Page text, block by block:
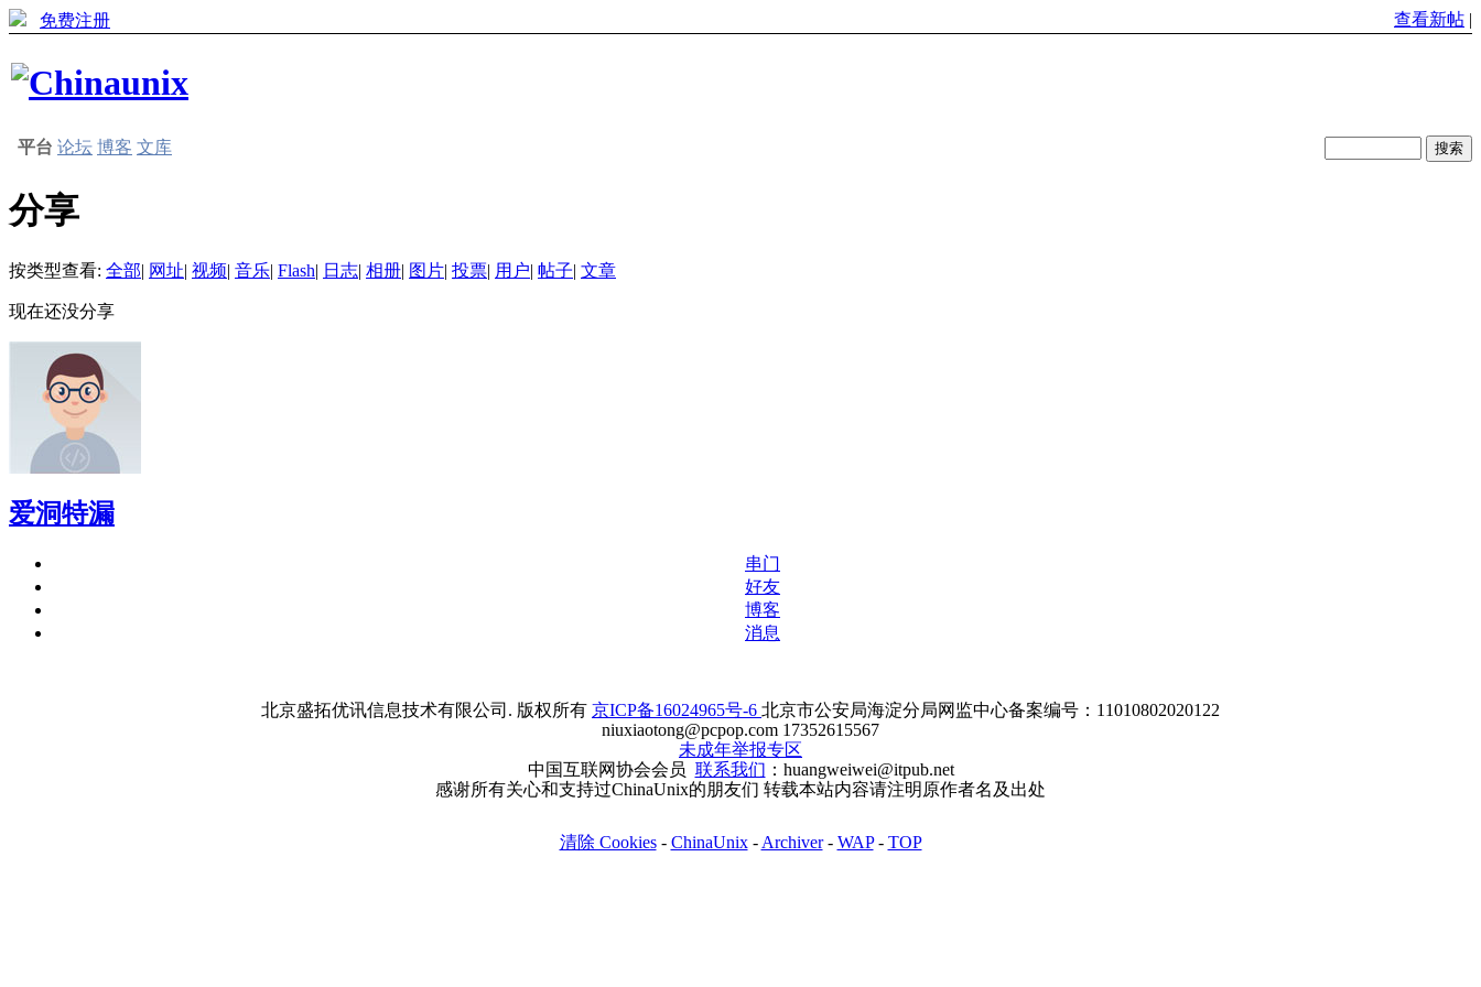
免费注册 查看新帖 |
平台 论坛 博客 文库
分享
按类型查看: 全部| 网址| 视频| 音乐| Flash| 日志| 相册| 图片| 投票| 用户| 帖子| 文章
现在还没分享
爱洞特漏
串门
好友
博客
消息
北京盛拓优讯信息技术有限公司. 版权所有 京ICP备16024965号-6 北京市公安局海淀分局网监中心备案编号：11010802020122
niuxiaotong@pcpop.com 17352615567
未成年举报专区
中国互联网协会会员 联系我们 ：huangweiwei@itpub.net
感谢所有关心和支持过ChinaUnix的朋友们 转载本站内容请注明原作者名及出处
清除 Cookies- ChinaUnix- Archiver- WAP- TOP